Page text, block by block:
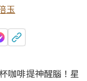
玉
咖啡提神醒腦！星